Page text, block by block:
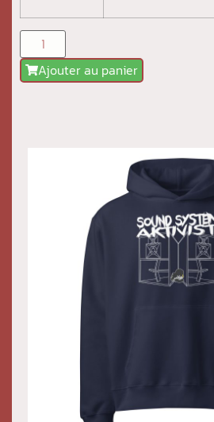
Ajouter au panier